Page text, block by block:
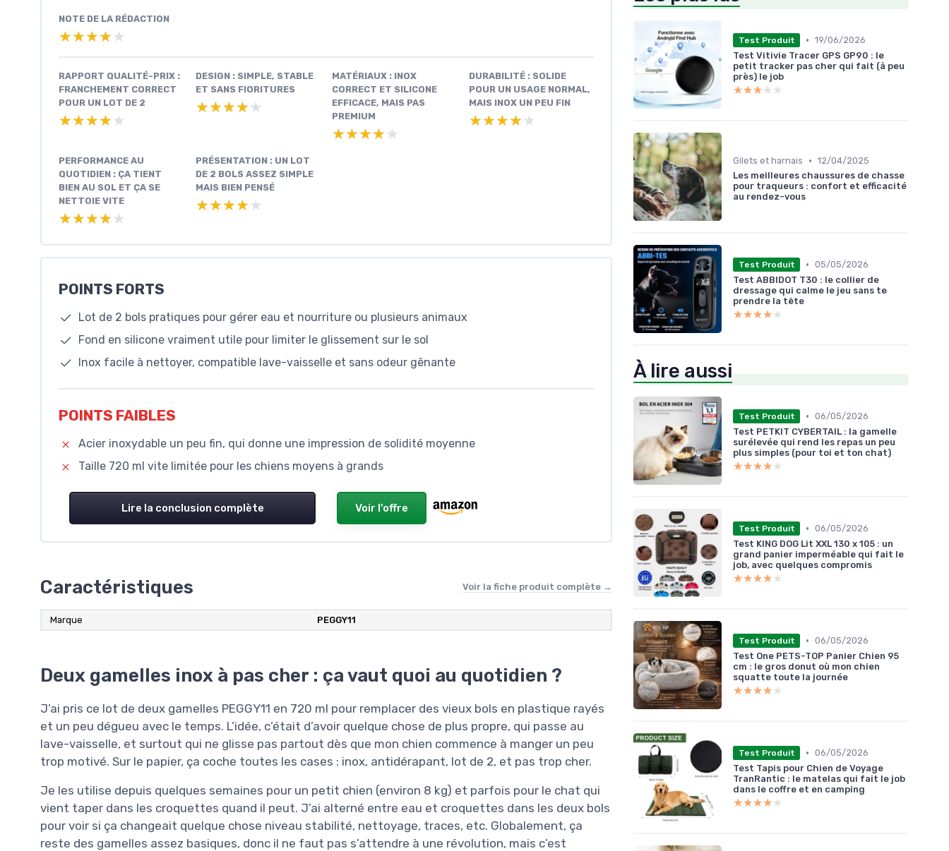
NOTE DE LA RÉDACTION
★★★★★
★★★★★
RAPPORT QUALITÉ-PRIX :
FRANCHEMENT CORRECT
POUR UN LOT DE 2
★★★★★
★★★★★
DESIGN : SIMPLE, STABLE
ET SANS FIORITURES
★★★★★
★★★★★
MATÉRIAUX : INOX
CORRECT ET SILICONE
EFFICACE, MAIS PAS
PREMIUM
★★★★★
★★★★★
DURABILITÉ : SOLIDE
POUR UN USAGE NORMAL,
MAIS INOX UN PEU FIN
★★★★★
★★★★★
PERFORMANCE AU
QUOTIDIEN : ÇA TIENT
BIEN AU SOL ET ÇA SE
NETTOIE VITE
★★★★★
★★★★★
PRÉSENTATION : UN LOT
DE 2 BOLS ASSEZ SIMPLE
MAIS BIEN PENSÉ
★★★★★
★★★★★
POINTS FORTS
Lot de 2 bols pratiques pour gérer eau et nourriture ou plusieurs animaux
Fond en silicone vraiment utile pour limiter le glissement sur le sol
Inox facile à nettoyer, compatible lave-vaisselle et sans odeur gênante
POINTS FAIBLES
Acier inoxydable un peu fin, qui donne une impression de solidité moyenne
Taille 720 ml vite limitée pour les chiens moyens à grands
Lire la conclusion complète Voir l'offre
Caractéristiques Voir la fiche produit complète →
Marque PEGGY11
Deux gamelles inox à pas cher : ça vaut quoi au quotidien ?
J’ai pris ce lot de deux gamelles PEGGY11 en 720 ml pour remplacer des vieux bols en plastique rayés
et un peu dégueu avec le temps. L’idée, c’était d’avoir quelque chose de plus propre, qui passe au
lave-vaisselle, et surtout qui ne glisse pas partout dès que mon chien commence à manger un peu
trop motivé. Sur le papier, ça coche toutes les cases : inox, antidérapant, lot de 2, et pas trop cher.
Je les utilise depuis quelques semaines pour un petit chien (environ 8 kg) et parfois pour le chat qui
vient taper dans les croquettes quand il peut. J’ai alterné entre eau et croquettes dans les deux bols
pour voir si ça changeait quelque chose niveau stabilité, nettoyage, traces, etc. Globalement, ça
reste des gamelles assez basiques, donc il ne faut pas s’attendre à une révolution, mais c’est
Test Produit • 19/06/2026
Test Vitivie Tracer GPS GP90 : le
petit tracker pas cher qui fait (à peu
près) le job
★★★★★
★★★★★
Gilets et harnais • 12/04/2025
Les meilleures chaussures de chasse
pour traqueurs : confort et efficacité
au rendez-vous
Test Produit • 05/05/2026
Test ABBIDOT T30 : le collier de
dressage qui calme le jeu sans te
prendre la tête
★★★★★
★★★★★
À lire aussi
Test Produit • 06/05/2026
Test PETKIT CYBERTAIL : la gamelle
surélevée qui rend les repas un peu
plus simples (pour toi et ton chat)
★★★★★
★★★★★
Test Produit • 06/05/2026
Test KING DOG Lit XXL 130 x 105 : un
grand panier imperméable qui fait le
job, avec quelques compromis
★★★★★
★★★★★
Test Produit • 06/05/2026
Test One PETS-TOP Panier Chien 95
cm : le gros donut où mon chien
squatte toute la journée
★★★★★
★★★★★
Test Produit • 06/05/2026
Test Tapis pour Chien de Voyage
TranRantic : le matelas qui fait le job
dans le coffre et en camping
★★★★★
★★★★★